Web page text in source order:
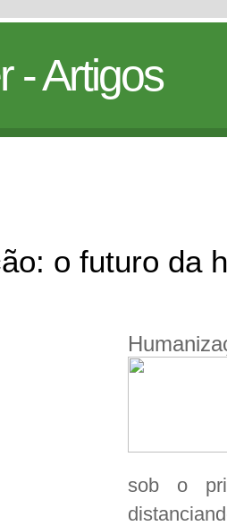
- Artigos
o futuro da
sob o